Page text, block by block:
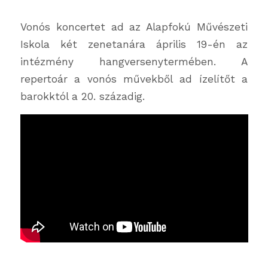
Vonós koncertet ad az Alapfokú Művészeti
Iskola két zenetanára április 19-én az
intézmény hangversenytermében. A
repertoár a vonós művekből ad ízelítőt a
barokktól a 20. századig.